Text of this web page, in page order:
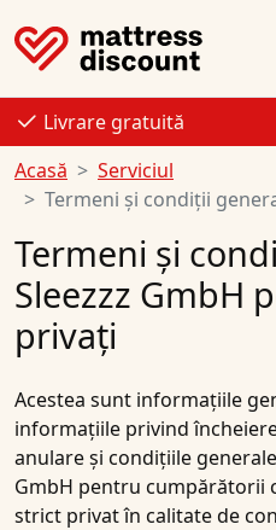
Livrare gratuită
Acasă
Serviciul
Termeni și condiții
Termeni și
Sleezzz GmbH
privați
Acestea sunt informațiile
informațiile privind
anulare și condițiile
GmbH pentru cumpărătorii
strict privat în calitate de